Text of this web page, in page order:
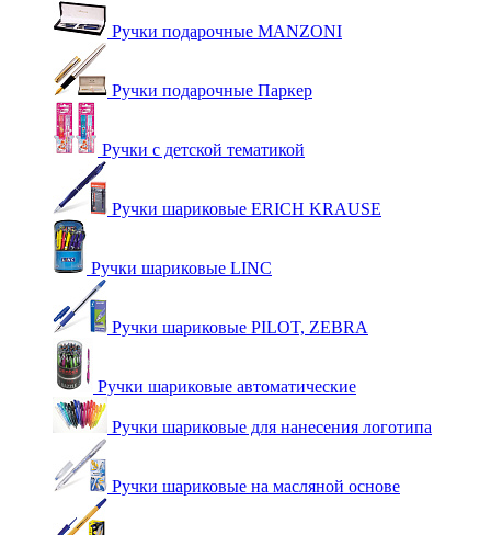
Ручки подарочные MANZONI
Ручки подарочные Паркер
Ручки с детской тематикой
Ручки шариковые ERICH KRAUSE
Ручки шариковые LINC
Ручки шариковые PILOT, ZEBRA
Ручки шариковые автоматические
Ручки шариковые для нанесения логотипа
Ручки шариковые на масляной основе